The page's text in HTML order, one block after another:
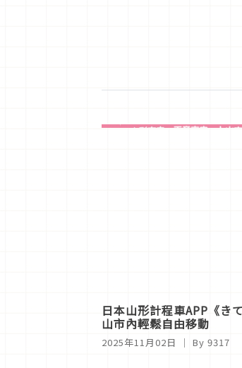
日本山形計程車APP《き
山市內輕鬆自由移動
2025年11月02日 ｜ By 9317